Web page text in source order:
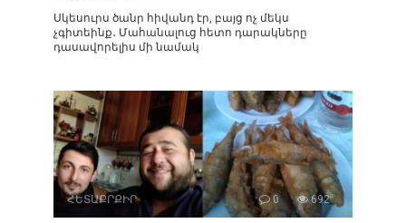
Սկեսուրս ծանր հիվանդ էր, բայց ոչ մեկս
չգիտեինք․ Մահանալուց հետո դարակները
դասավորելիս մի նամակ
ՀԵՏԱՔՐՔԻՐ 0 692